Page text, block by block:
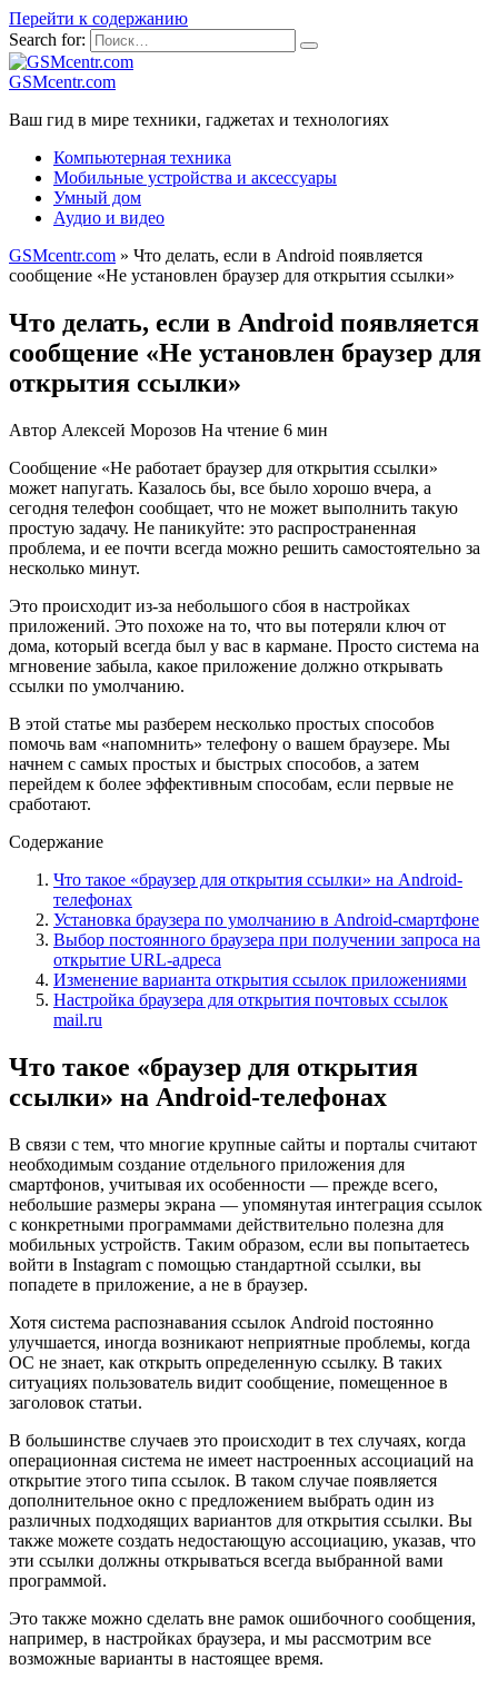
Перейти к содержанию
Search for:
GSMcentr.com
Ваш гид в мире техники, гаджетах и технологиях
Компьютерная техника
Мобильные устройства и аксессуары
Умный дом
Аудио и видео
GSMcentr.com » Что делать, если в Android появляется
сообщение «Не установлен браузер для открытия ссылки»
Что делать, если в Android появляется
сообщение «Не установлен браузер для
открытия ссылки»
Автор Алексей Морозов На чтение 6 мин
Сообщение «Не работает браузер для открытия ссылки»
может напугать. Казалось бы, все было хорошо вчера, а
сегодня телефон сообщает, что не может выполнить такую
простую задачу. Не паникуйте: это распространенная
проблема, и ее почти всегда можно решить самостоятельно за
несколько минут.
Это происходит из-за небольшого сбоя в настройках
приложений. Это похоже на то, что вы потеряли ключ от
дома, который всегда был у вас в кармане. Просто система на
мгновение забыла, какое приложение должно открывать
ссылки по умолчанию.
В этой статье мы разберем несколько простых способов
помочь вам «напомнить» телефону о вашем браузере. Мы
начнем с самых простых и быстрых способов, а затем
перейдем к более эффективным способам, если первые не
сработают.
Содержание
Что такое «браузер для открытия ссылки» на Android-
телефонах
Установка браузера по умолчанию в Android-смартфоне
Выбор постоянного браузера при получении запроса на
открытие URL-адреса
Изменение варианта открытия ссылок приложениями
Настройка браузера для открытия почтовых ссылок
mail.ru
Что такое «браузер для открытия
ссылки» на Android-телефонах
В связи с тем, что многие крупные сайты и порталы считают
необходимым создание отдельного приложения для
смартфонов, учитывая их особенности — прежде всего,
небольшие размеры экрана — упомянутая интеграция ссылок
с конкретными программами действительно полезна для
мобильных устройств. Таким образом, если вы попытаетесь
войти в Instagram с помощью стандартной ссылки, вы
попадете в приложение, а не в браузер.
Хотя система распознавания ссылок Android постоянно
улучшается, иногда возникают неприятные проблемы, когда
ОС не знает, как открыть определенную ссылку. В таких
ситуациях пользователь видит сообщение, помещенное в
заголовок статьи.
В большинстве случаев это происходит в тех случаях, когда
операционная система не имеет настроенных ассоциаций на
открытие этого типа ссылок. В таком случае появляется
дополнительное окно с предложением выбрать один из
различных подходящих вариантов для открытия ссылки. Вы
также можете создать недостающую ассоциацию, указав, что
эти ссылки должны открываться всегда выбранной вами
программой.
Это также можно сделать вне рамок ошибочного сообщения,
например, в настройках браузера, и мы рассмотрим все
возможные варианты в настоящее время.